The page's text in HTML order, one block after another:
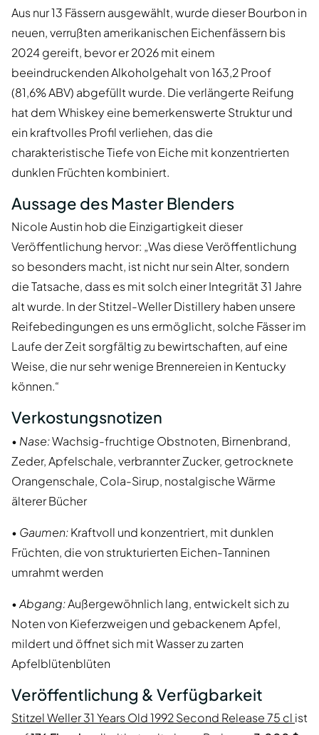
Aus nur 13 Fässern ausgewählt, wurde dieser Bourbon in
neuen, verrußten amerikanischen Eichenfässern bis
2024 gereift, bevor er 2026 mit einem
beeindruckenden Alkoholgehalt von 163,2 Proof
(81,6% ABV) abgefüllt wurde. Die verlängerte Reifung
hat dem Whiskey eine bemerkenswerte Struktur und
ein kraftvolles Profil verliehen, das die
charakteristische Tiefe von Eiche mit konzentrierten
dunklen Früchten kombiniert.
Aussage des Master Blenders
Nicole Austin hob die Einzigartigkeit dieser
Veröffentlichung hervor: „Was diese Veröffentlichung
so besonders macht, ist nicht nur sein Alter, sondern
die Tatsache, dass es mit solch einer Integrität 31 Jahre
alt wurde. In der Stitzel-Weller Distillery haben unsere
Reifebedingungen es uns ermöglicht, solche Fässer im
Laufe der Zeit sorgfältig zu bewirtschaften, auf eine
Weise, die nur sehr wenige Brennereien in Kentucky
können.“
Verkostungsnotizen
• Nase:Wachsig-fruchtige Obstnoten, Birnenbrand,
Zeder, Apfelschale, verbrannter Zucker, getrocknete
Orangenschale, Cola-Sirup, nostalgische Wärme
älterer Bücher
• Gaumen:Kraftvoll und konzentriert, mit dunklen
Früchten, die von strukturierten Eichen-Tanninen
umrahmt werden
•Abgang:Außergewöhnlich lang, entwickelt sich zu
Noten von Kieferzweigen und gebackenem Apfel,
mildert und öffnet sich mit Wasser zu zarten
Apfelblütenblüten
Veröffentlichung & Verfügbarkeit
Stitzel Weller 31 Years Old 1992 Second Release 75 cl ist